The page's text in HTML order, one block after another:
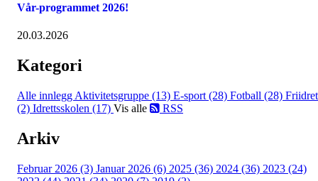
Vår-programmet 2026!
20.03.2026
Kategori
Alle innlegg Aktivitetsgruppe (13) E-sport (28) Fotball (28)
(2) Idrettsskolen (17) Vis alle RSS
Arkiv
Februar 2026 (3) Januar 2026 (6) 2025 (36) 2024 (36) 2023 (24)